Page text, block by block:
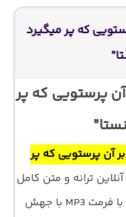
که پر میگیرد
پرستویی که پر
آن پرستویی که پر
ترانه و متن کامل
موسیقی با کیفیت اصلی 320 و 128 با فرمت MP3 با جهش